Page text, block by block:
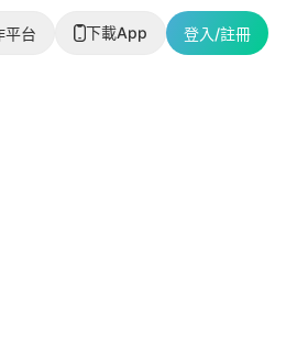
平台 下載App 登入/註冊